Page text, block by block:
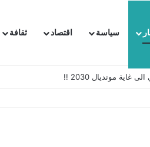
سياسة اقتصاد ثقافة
احتجاجا شديد اللهجة !!